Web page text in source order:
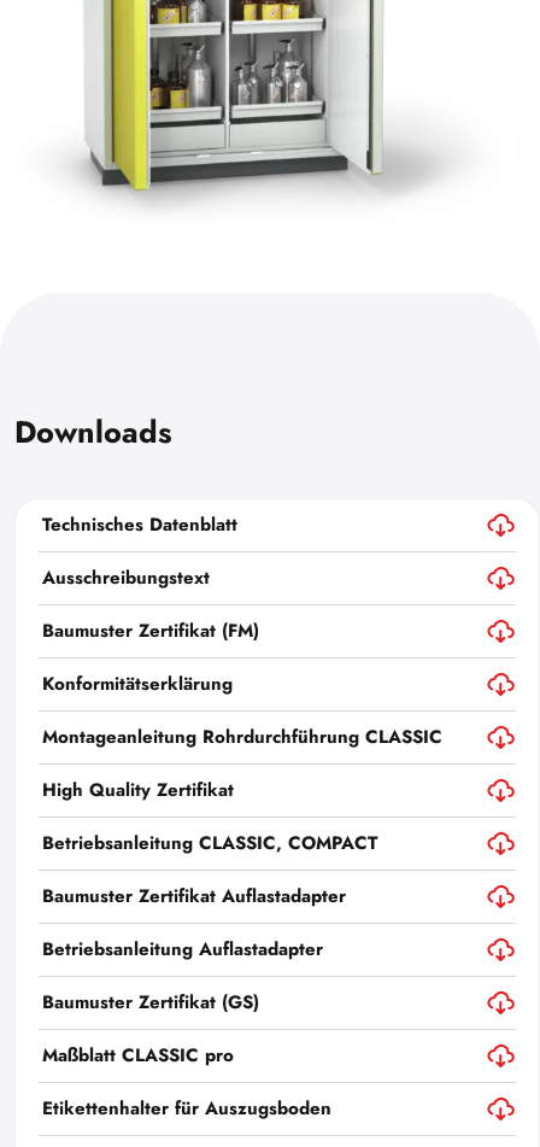
Downloads
Technisches Datenblatt
Ausschreibungstext
Baumuster Zertifikat (FM)
Konformitätserklärung
Montageanleitung Rohrdurchführung CLASSIC
High Quality Zertifikat
Betriebsanleitung CLASSIC, COMPACT
Baumuster Zertifikat Auflastadapter
Betriebsanleitung Auflastadapter
Baumuster Zertifikat (GS)
Maßblatt CLASSIC pro
Etikettenhalter für Auszugsboden